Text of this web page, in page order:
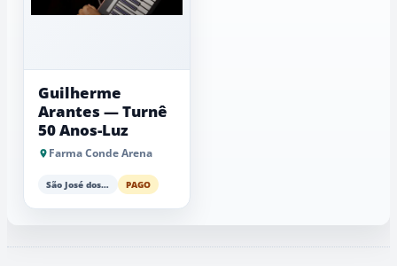
Guilherme
Arantes — Turnê
50 Anos-Luz
Farma Conde Arena
São José dos Campos PAGO